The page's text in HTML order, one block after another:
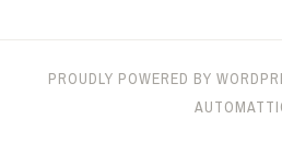
PROUDLY POWERED BY